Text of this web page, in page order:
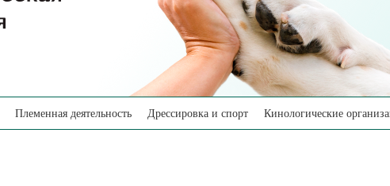
Племенная деятельность Дрессировка и спорт Кинологические